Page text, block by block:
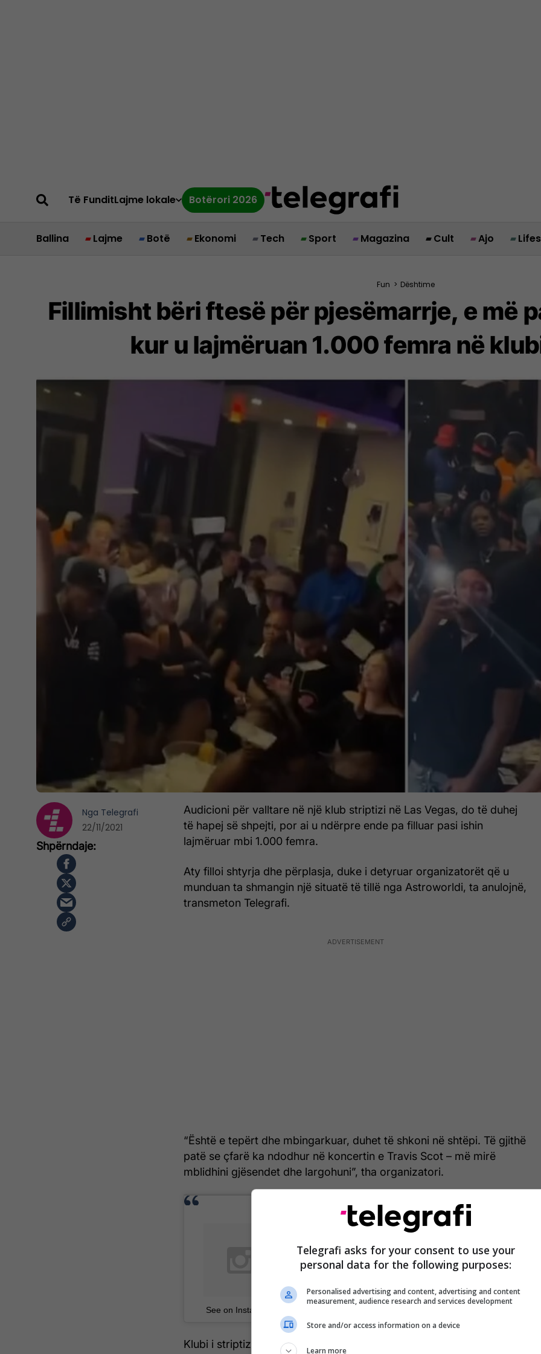
Të FunditLajme lokale Botërori 2026
Ballina Lajme Botë Ekonomi Tech Sport Magazina Cult Ajo
Fun > Dështime
Fillimisht bëri ftesë për pjesëmarrje, e më
kur u lajmëruan 1.000 femra në
Audicioni për valltare në një klub striptizi në Las Vegas, do të duhej
të hapej së shpejti, por ai u ndërpre ende pa filluar pasi ishin
lajmëruar mbi 1.000 femra.
Aty filloi shtyrja dhe përplasja, duke i detyruar organizatorët që u
munduan ta shmangin një situatë të tillë nga Astroworldi, ta anulojnë,
transmeton Telegrafi.
“Është e tepërt dhe mbingarkuar, duhet të shkoni në shtëpi. Të gjithë
patë se çfarë ka ndodhur në koncertin e Travis Scot – më mirë
mblidhini gjësendet dhe largohuni”, tha organizatori.
See on Instagram
Klubi i striptizit më herët i ka uruar mirëseardhjen njerëzve që
Nga Telegrafi
22/11/2021
Telegrafi asks for your consent to use your
personal data for the following purposes:
Personalised advertising and content, advertising and content
measurement, audience research and services development
Store and/or access information on a device
Learn more